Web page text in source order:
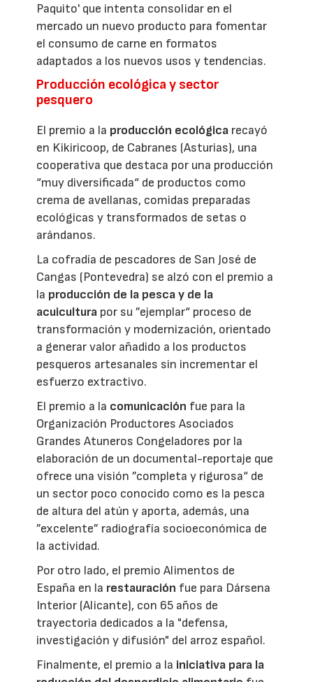
Paquito' que intenta consolidar en el
mercado un nuevo producto para fomentar
el consumo de carne en formatos
adaptados a los nuevos usos y tendencias.
Producción ecológica y sector
pesquero
El premio a la producción ecológica recayó
en Kikiricoop, de Cabranes (Asturias), una
cooperativa que destaca por una producción
“muy diversificada“ de productos como
crema de avellanas, comidas preparadas
ecológicas y transformados de setas o
arándanos.
La cofradía de pescadores de San José de
Cangas (Pontevedra) se alzó con el premio a
la producción de la pesca y de la
acuicultura por su ”ejemplar“ proceso de
transformación y modernización, orientado
a generar valor añadido a los productos
pesqueros artesanales sin incrementar el
esfuerzo extractivo.
El premio a la comunicación fue para la
Organización Productores Asociados
Grandes Atuneros Congeladores por la
elaboración de un documental-reportaje que
ofrece una visión ”completa y rigurosa“ de
un sector poco conocido como es la pesca
de altura del atún y aporta, además, una
”excelente” radiografía socioeconómica de
la actividad.
Por otro lado, el premio Alimentos de
España en la restauración fue para Dársena
Interior (Alicante), con 65 años de
trayectoria dedicados a la "defensa,
investigación y difusión" del arroz español.
Finalmente, el premio a la iniciativa para la